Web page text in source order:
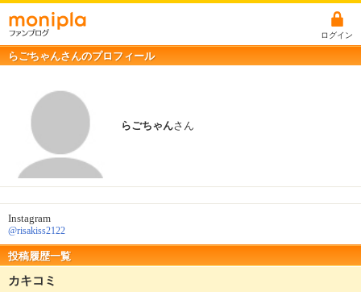
ログイン
らごちゃんさんのプロフィール
らごちゃんさん
Instagram
@risakiss2122
投稿履歴一覧
カキコミ